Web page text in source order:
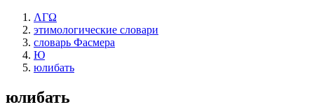
ΛΓΩ
этимологические словари
словарь Фасмера
Ю
юлибать
юлибать